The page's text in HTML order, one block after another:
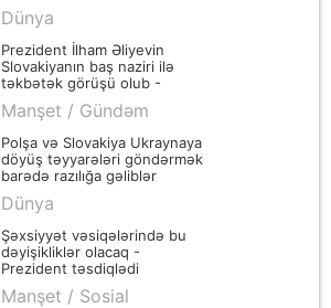
Dünya
Prezident İlham Əliyevin
Slovakiyanın baş naziri ilə
təkbətək görüşü olub -
Manşet / Gündəm
Polşa və Slovakiya Ukraynaya
döyüş təyyarələri göndərmək
barədə razılığa gəliblər
Dünya
Şəxsiyyət vəsiqələrində bu
dəyişikliklər olacaq -
Prezident təsdiqlədi
Manşet / Sosial